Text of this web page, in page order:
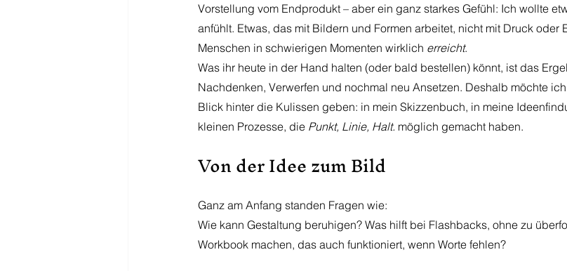
Vorstellung vom Endprodukt – aber ein ganz starkes Gefühl: Ich wollte
anfühlt. Etwas, das mit Bildern und Formen arbeitet, nicht mit Druck oder
Menschen in schwierigen Momenten wirklich erreicht.
Was ihr heute in der Hand halten (oder bald bestellen) könnt, ist das
Nachdenken, Verwerfen und nochmal neu Ansetzen. Deshalb möchte
Blick hinter die Kulissen geben: in mein Skizzenbuch, in meine
kleinen Prozesse, die Punkt, Linie, Halt. möglich gemacht haben.
Von der Idee zum Bild
Ganz am Anfang standen Fragen wie:
Wie kann Gestaltung beruhigen? Was hilft bei Flashbacks, ohne zu
Workbook machen, das auch funktioniert, wenn Worte fehlen?